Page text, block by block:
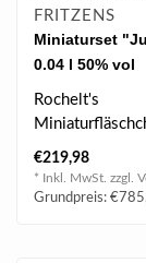
FRITZENS
Miniaturset
0.04 l 50% vol
Rochelt's
ein ideales
oder
€219,98
* Inkl. MwSt. zzgl.
Grundpreis: